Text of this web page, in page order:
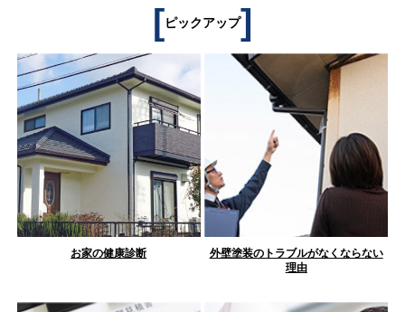
[ピックアップ]
お家の健康診断
外壁塗装のトラブルがなくならない
理由